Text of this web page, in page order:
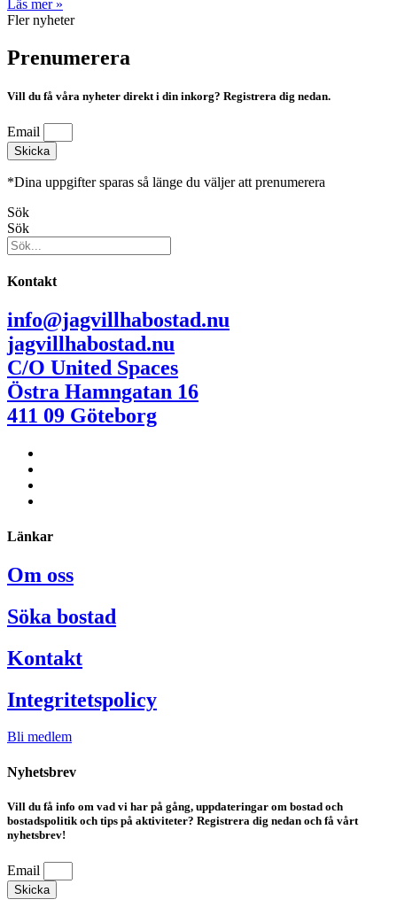
Läs mer »
Fler nyheter
Prenumerera
Vill du få våra nyheter direkt i din inkorg? Registrera dig nedan.
Email
Skicka
*Dina uppgifter sparas så länge du väljer att prenumerera
Sök
Sök
Kontakt
info@jagvillhabostad.nu
jagvillhabostad.nu
C/O United Spaces
Östra Hamngatan 16
411 09 Göteborg
Länkar
Om oss
Söka bostad
Kontakt
Integritetspolicy
Bli medlem
Nyhetsbrev
Vill du få info om vad vi har på gång, uppdateringar om bostad och
bostadspolitik och tips på aktiviteter? Registrera dig nedan och få vårt
nyhetsbrev!
Email
Skicka